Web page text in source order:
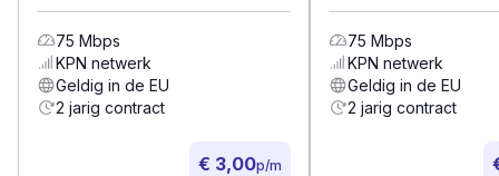
75 Mbps
KPN netwerk
Geldig in de EU
2 jarig contract
€ 3,00p/m
75 Mbps
KPN netwerk
Geldig in de EU
2 jarig contract